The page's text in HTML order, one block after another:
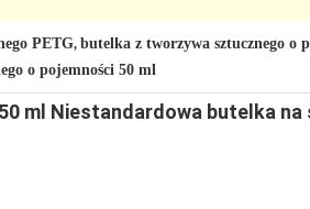
PETG, butelka z tworzywa sztucznego o
o pojemności 50 ml
ml Niestandardowa butelka